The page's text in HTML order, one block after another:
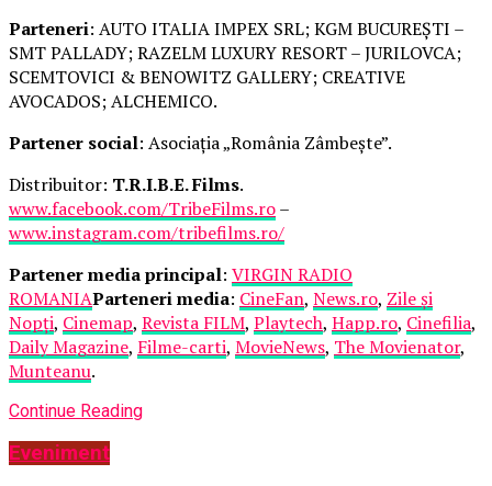
Parteneri: AUTO ITALIA IMPEX SRL; KGM BUCUREȘTI –
SMT PALLADY; RAZELM LUXURY RESORT – JURILOVCA;
SCEMTOVICI & BENOWITZ GALLERY; CREATIVE
AVOCADOS; ALCHEMICO.
Partener social: Asociația „România Zâmbește”.
Distribuitor: T.R.I.B.E. Films.
www.facebook.com/TribeFilms.ro–
www.instagram.com/tribefilms.ro/
Partener media principal: VIRGIN RADIO
ROMANIAParteneri media: CineFan, News.ro, Zile și
Nopți, Cinemap, Revista FILM, Playtech, Happ.ro, Cinefilia,
Daily Magazine, Filme-carti, MovieNews, The Movienator,
Munteanu.
Continue Reading
Eveniment